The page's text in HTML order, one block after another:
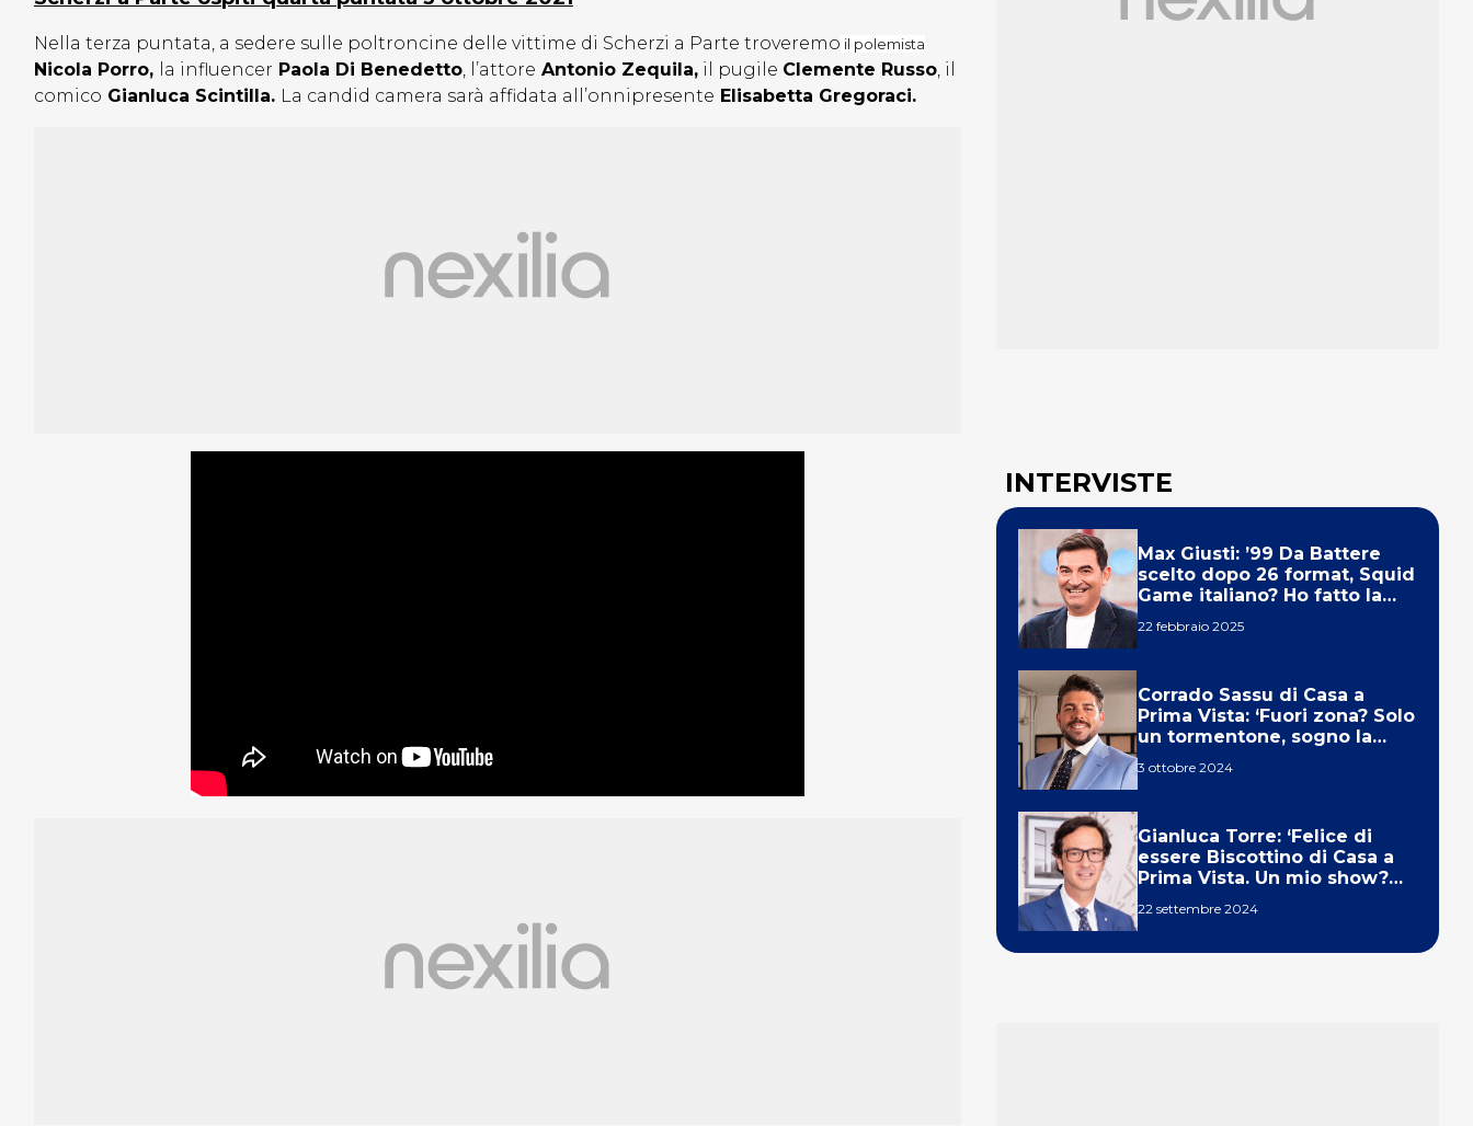
Nella terza puntata, a sedere sulle poltroncine delle vittime di Scherzi a Parte troveremo il polemista
Nicola Porro, la influencer Paola Di Benedetto, l’attore Antonio Zequila, il pugile Clemente Russo, il
comico Gianluca Scintilla. La candid camera sarà affidata all’onnipresente Elisabetta Gregoraci.
INTERVISTE
Max Giusti: ’99 Da Battere
scelto dopo 26 format, Squid
Game italiano? Ho fatto la
22 febbraio 2025
Corrado Sassu di Casa a
Prima Vista: ‘Fuori zona? Solo
un tormentone, sogno la
3 ottobre 2024
Gianluca Torre: ‘Felice di
essere Biscottino di Casa a
Prima Vista. Un mio show?
22 settembre 2024